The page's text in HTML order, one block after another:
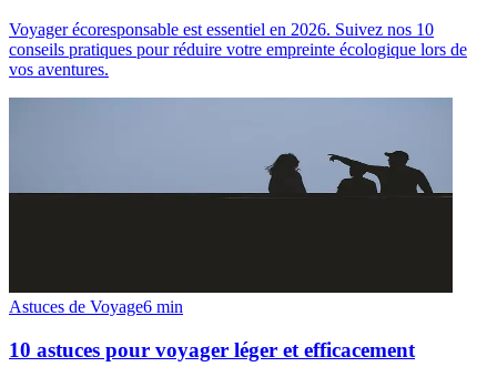
Voyager écoresponsable est essentiel en 2026. Suivez nos 10
conseils pratiques pour réduire votre empreinte écologique lors de
vos aventures.
Astuces de Voyage6 min
10 astuces pour voyager léger et efficacement